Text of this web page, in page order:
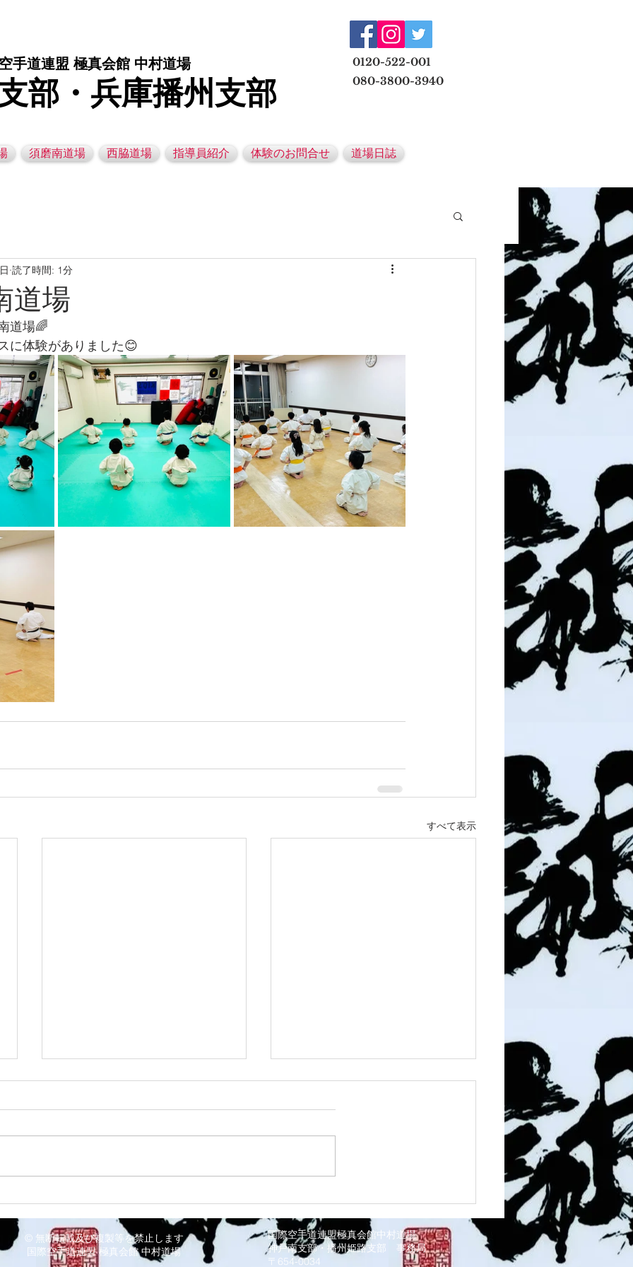
手道連盟 極真会館 中村道場
部・兵庫播州支部
0120-522-001
080-3800-3940
須磨南道場 西脇道場 指導員紹介 体験のお問合せ 道場日誌
道場
読了時間: 1分
道場🌈
に体験がありました😊
すべて表示
8/3 灘道場
© 無断転載及び複製等を禁止します
国際空手道連盟 極真会館 中村道場
国際空手道連盟極真会館中村道場
神戸南支部・播州姫路支部 事務局
〒654-0034